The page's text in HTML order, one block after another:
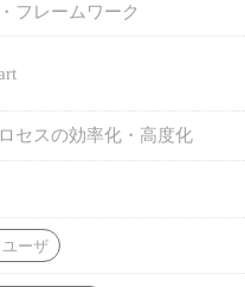
フレームワーク
セスの効率化・高度化
ユーザ